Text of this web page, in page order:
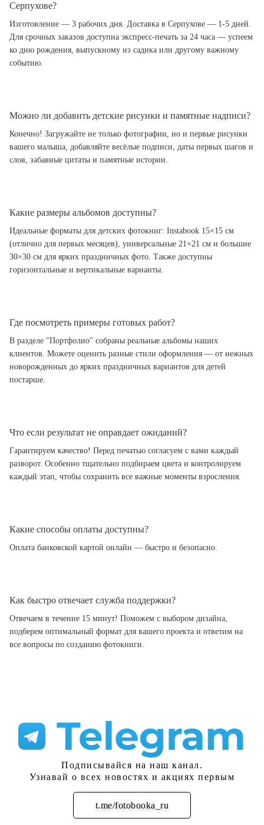
Серпухове?
Изготовление — 3 рабочих дня. Доставка в Серпухове — 1-5 дней.
Для срочных заказов доступна экспресс-печать за 24 часа — успеем
ко дню рождения, выпускному из садика или другому важному
событию.
Можно ли добавить детские рисунки и памятные надписи?
Конечно! Загружайте не только фотографии, но и первые рисунки
вашего малыша, добавляйте весёлые подписи, даты первых шагов и
слов, забавные цитаты и памятные истории.
Какие размеры альбомов доступны?
Идеальные форматы для детских фотокниг: Instabook 15×15 см
(отлично для первых месяцев), универсальные 21×21 см и большие
30×30 см для ярких праздничных фото. Также доступны
горизонтальные и вертикальные варианты.
Где посмотреть примеры готовых работ?
В разделе "Портфолио" собраны реальные альбомы наших
клиентов. Можете оценить разные стили оформления — от нежных
новорожденных до ярких праздничных вариантов для детей
постарше.
Что если результат не оправдает ожиданий?
Гарантируем качество! Перед печатью согласуем с вами каждый
разворот. Особенно тщательно подбираем цвета и контролируем
каждый этап, чтобы сохранить все важные моменты взросления.
Какие способы оплаты доступны?
Оплата банковской картой онлайн — быстро и безопасно.
Как быстро отвечает служба поддержки?
Отвечаем в течение 15 минут! Поможем с выбором дизайна,
подберем оптимальный формат для вашего проекта и ответим на
все вопросы по созданию фотокниги.
Подписывайся на наш канал.
Узнавай о всех новостях и акциях первым
t.me/fotobooka_ru
Подписаться